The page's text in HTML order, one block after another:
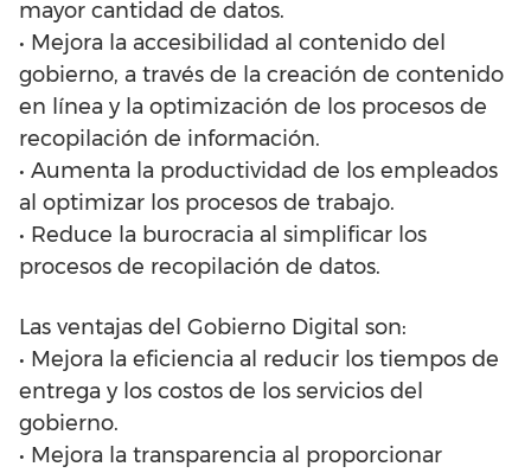
mayor cantidad de datos.
• Mejora la accesibilidad al contenido del
gobierno, a través de la creación de contenido
en línea y la optimización de los procesos de
recopilación de información.
• Aumenta la productividad de los empleados
al optimizar los procesos de trabajo.
• Reduce la burocracia al simplificar los
procesos de recopilación de datos.
Las ventajas del Gobierno Digital son:
• Mejora la eficiencia al reducir los tiempos de
entrega y los costos de los servicios del
gobierno.
• Mejora la transparencia al proporcionar